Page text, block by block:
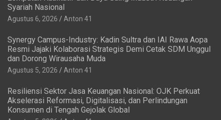
Syariah Nasional
Agustus 6, 2026 Anton 41
Synergy Campus-Industry: Kadin Sultra dan IAI Rawa Aopa
Resmi Jajaki Kolaborasi Strategis Demi Cetak SDM Unggul
dan Dorong Wirausaha Muda
Agustus 5, 2026 Anton 41
Resiliensi Sektor Jasa Keuangan Nasional: OJK Perkuat
Akselerasi Reformasi, Digitalisasi, dan Perlindungan
Konsumen di Tengah Gejolak Global